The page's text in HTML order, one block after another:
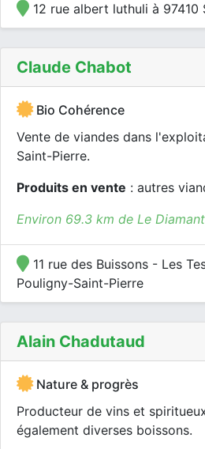
12 rue albert luthuli à 97410
Claude Chabot
Bio Cohérence
Vente de viandes dans
Saint-Pierre.
Produits en vente : autres
Environ 69.3 km de Le Diamant
11 rue des Buissons - Les
Pouligny-Saint-Pierre
Alain Chadutaud
Nature & progrès
Producteur de vins et
également diverses boissons.